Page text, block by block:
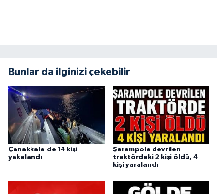
Bunlar da ilginizi çekebilir
Çanakkale'de 14 kişi
yakalandı
Şarampole devrilen
traktördeki 2 kişi öldü, 4
kişi yaralandı